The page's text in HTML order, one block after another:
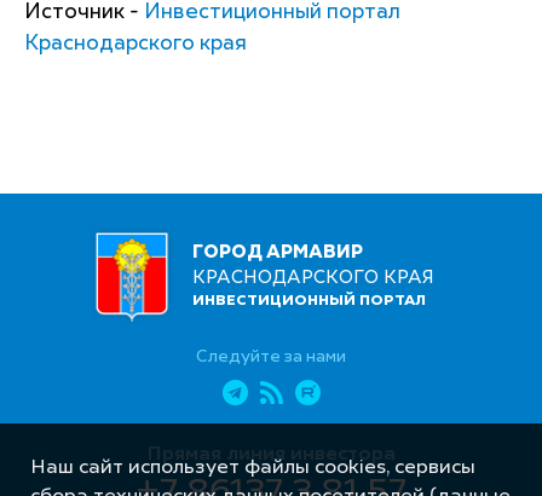
Источник - Инвестиционный портал
Краснодарского края
ГОРОД АРМАВИР
КРАСНОДАРСКОГО КРАЯ
ИНВЕСТИЦИОННЫЙ ПОРТАЛ
Следуйте за нами
Прямая линия инвестора
Наш сайт использует файлы cookies, сервисы